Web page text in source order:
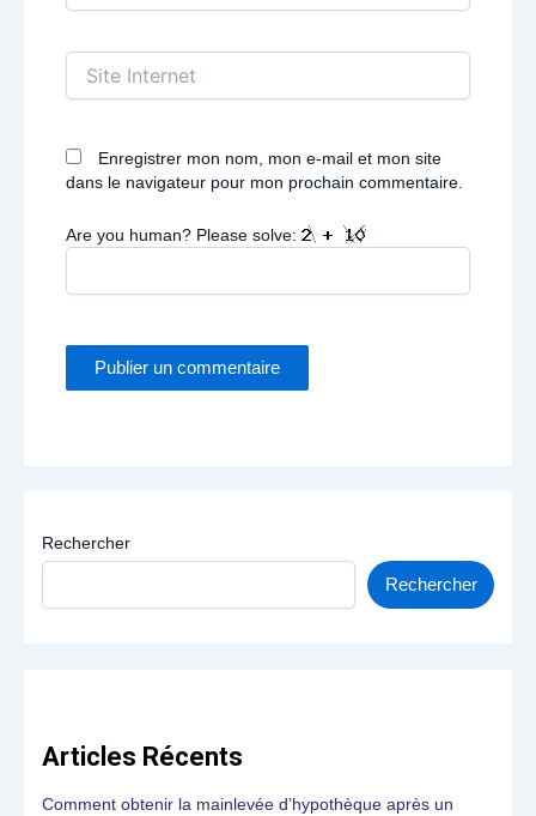
Internet
Enregistrer mon nom, mon e-mail et mon site
dans le navigateur pour mon prochain commentaire.
Are you human? Please solve:
Rechercher
Rechercher
Articles Récents
Comment obtenir la mainlevée d’hypothèque après un